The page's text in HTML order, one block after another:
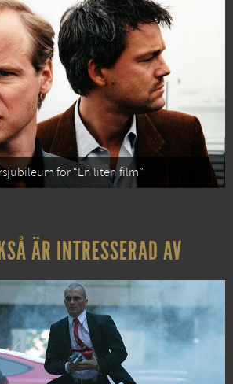
för “En liten film”
ÄR INTRESSERAD AV